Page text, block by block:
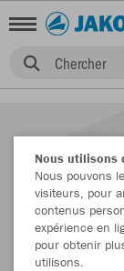
Chercher
Nous utilisons
Nous pouvons
visiteurs, pour
contenus
expérience en
pour obtenir
utilisons.